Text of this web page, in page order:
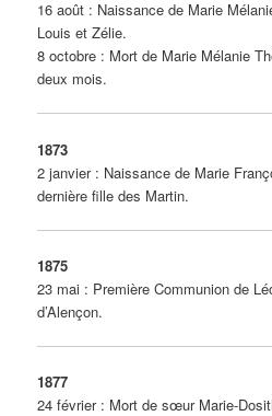
16 août : Naissance de Marie
Louis et Zélie.
8 octobre : Mort de Marie Mélanie
deux mois.
1873
2 janvier : Naissance de Marie
dernière fille des Martin.
1875
23 mai : Première Communion de
d’Alençon.
1877
24 février : Mort de sœur Marie-